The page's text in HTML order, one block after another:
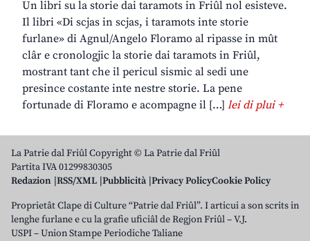
Un libri su la storie dai taramots in Friûl nol esisteve.
Il libri «Di scjas in scjas, i taramots inte storie
furlane» di Agnul/Angelo Floramo al ripasse in mût
clâr e cronologjic la storie dai taramots in Friûl,
mostrant tant che il pericul sismic al sedi une
presince costante inte nestre storie. La pene
fortunade di Floramo e acompagne il […] lei di plui +
La Patrie dal Friûl Copyright © La Patrie dal Friûl
Partita IVA 01299830305
Redazion RSS/XML Pubblicità Privacy PolicyCookie Policy
Proprietât Clape di Culture “Patrie dal Friûl”. I articui a son scrits in
lenghe furlane e cu la grafie uficiâl de Regjon Friûl – V.J.
USPI – Union Stampe Periodiche Taliane